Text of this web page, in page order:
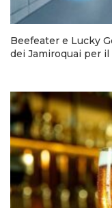
Beefeater e Lucky
dei Jamiroquai per